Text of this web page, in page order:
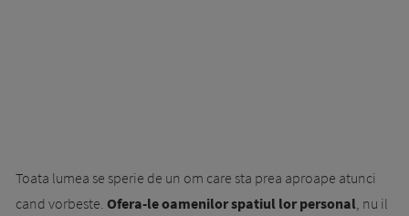
Toata lumea se sperie de un om care sta prea aproape atunci
cand vorbeste. Ofera-le oamenilor spatiul lor personal, nu il